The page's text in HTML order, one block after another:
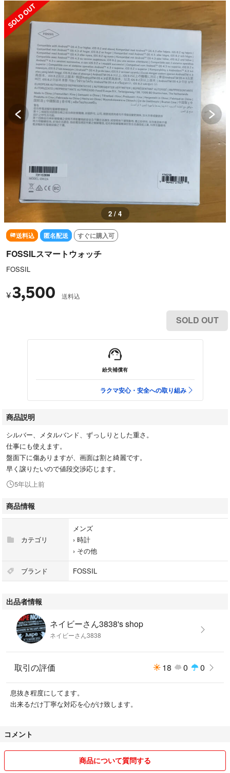
2 / 4
送料込 匿名配送 すぐに購入可
FOSSILスマートウォッチ
FOSSIL
¥3,500 送料込
SOLD OUT
紛失補償有
ラクマ安心・安全への取り組み
商品説明
シルバー、メタルバンド、ずっしりとした重さ。
仕事にも使えます。
盤面下に傷ありますが、画面は割と綺麗です。
早く譲りたいので値段交渉応じます。
5年以上前
商品情報
カテゴリ
メンズ
› 時計
› その他
ブランド FOSSIL
出品者情報
ネイビーさん3838's shop
ネイビーさん3838
取引の評価 18 0 0
息抜き程度にしてます。
出来るだけ丁寧な対応を心がけ致します。
コメント
商品について質問する